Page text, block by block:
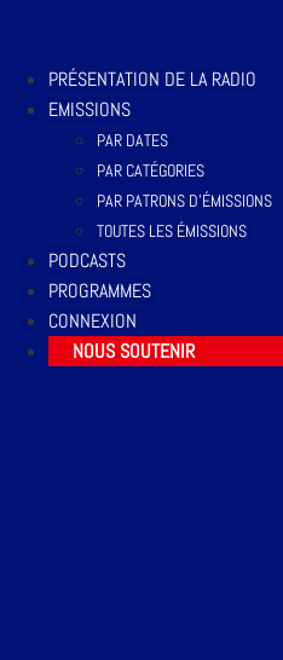
PRÉSENTATION DE LA RADIO
EMISSIONS
PAR DATES
PAR CATÉGORIES
PAR PATRONS D’ÉMISSIONS
TOUTES LES ÉMISSIONS
PODCASTS
PROGRAMMES
CONNEXION
NOUS SOUTENIR